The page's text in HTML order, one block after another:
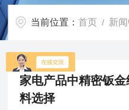
当前位置：首页 / 新
家电产品中精密钣
料选择